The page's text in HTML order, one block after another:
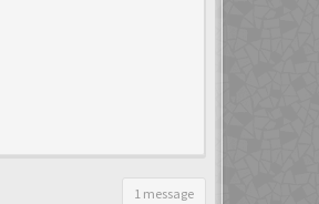
1 message